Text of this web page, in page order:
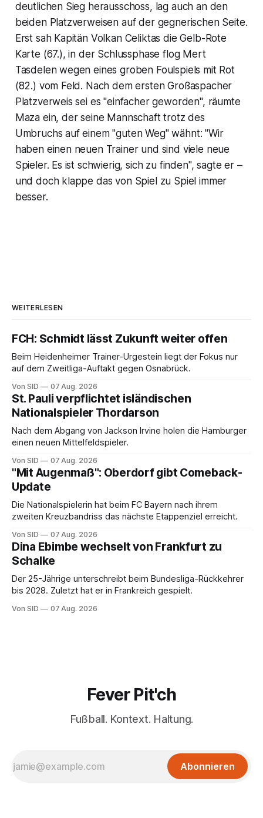
deutlichen Sieg herausschoss, lag auch an den
beiden Platzverweisen auf der gegnerischen Seite.
Erst sah Kapitän Volkan Celiktas die Gelb-Rote
Karte (67.), in der Schlussphase flog Mert
Tasdelen wegen eines groben Foulspiels mit Rot
(82.) vom Feld. Nach dem ersten Großaspacher
Platzverweis sei es "einfacher geworden", räumte
Maza ein, der seine Mannschaft trotz des
Umbruchs auf einem "guten Weg" wähnt: "Wir
haben einen neuen Trainer und sind viele neue
Spieler. Es ist schwierig, sich zu finden", sagte er –
und doch klappe das von Spiel zu Spiel immer
besser.
WEITERLESEN
FCH: Schmidt lässt Zukunft weiter offen
Beim Heidenheimer Trainer-Urgestein liegt der Fokus nur
auf dem Zweitliga-Auftakt gegen Osnabrück.
Von SID 07 Aug. 2026
St. Pauli verpflichtet isländischen
Nationalspieler Thordarson
Nach dem Abgang von Jackson Irvine holen die Hamburger
einen neuen Mittelfeldspieler.
Von SID 07 Aug. 2026
"Mit Augenmaß": Oberdorf gibt Comeback-
Update
Die Nationalspielerin hat beim FC Bayern nach ihrem
zweiten Kreuzbandriss das nächste Etappenziel erreicht.
Von SID 07 Aug. 2026
Dina Ebimbe wechselt von Frankfurt zu
Schalke
Der 25-Jährige unterschreibt beim Bundesliga-Rückkehrer
bis 2028. Zuletzt hat er in Frankreich gespielt.
Von SID 07 Aug. 2026
Fever Pit'ch
Fußball. Kontext. Haltung.
Abonnieren